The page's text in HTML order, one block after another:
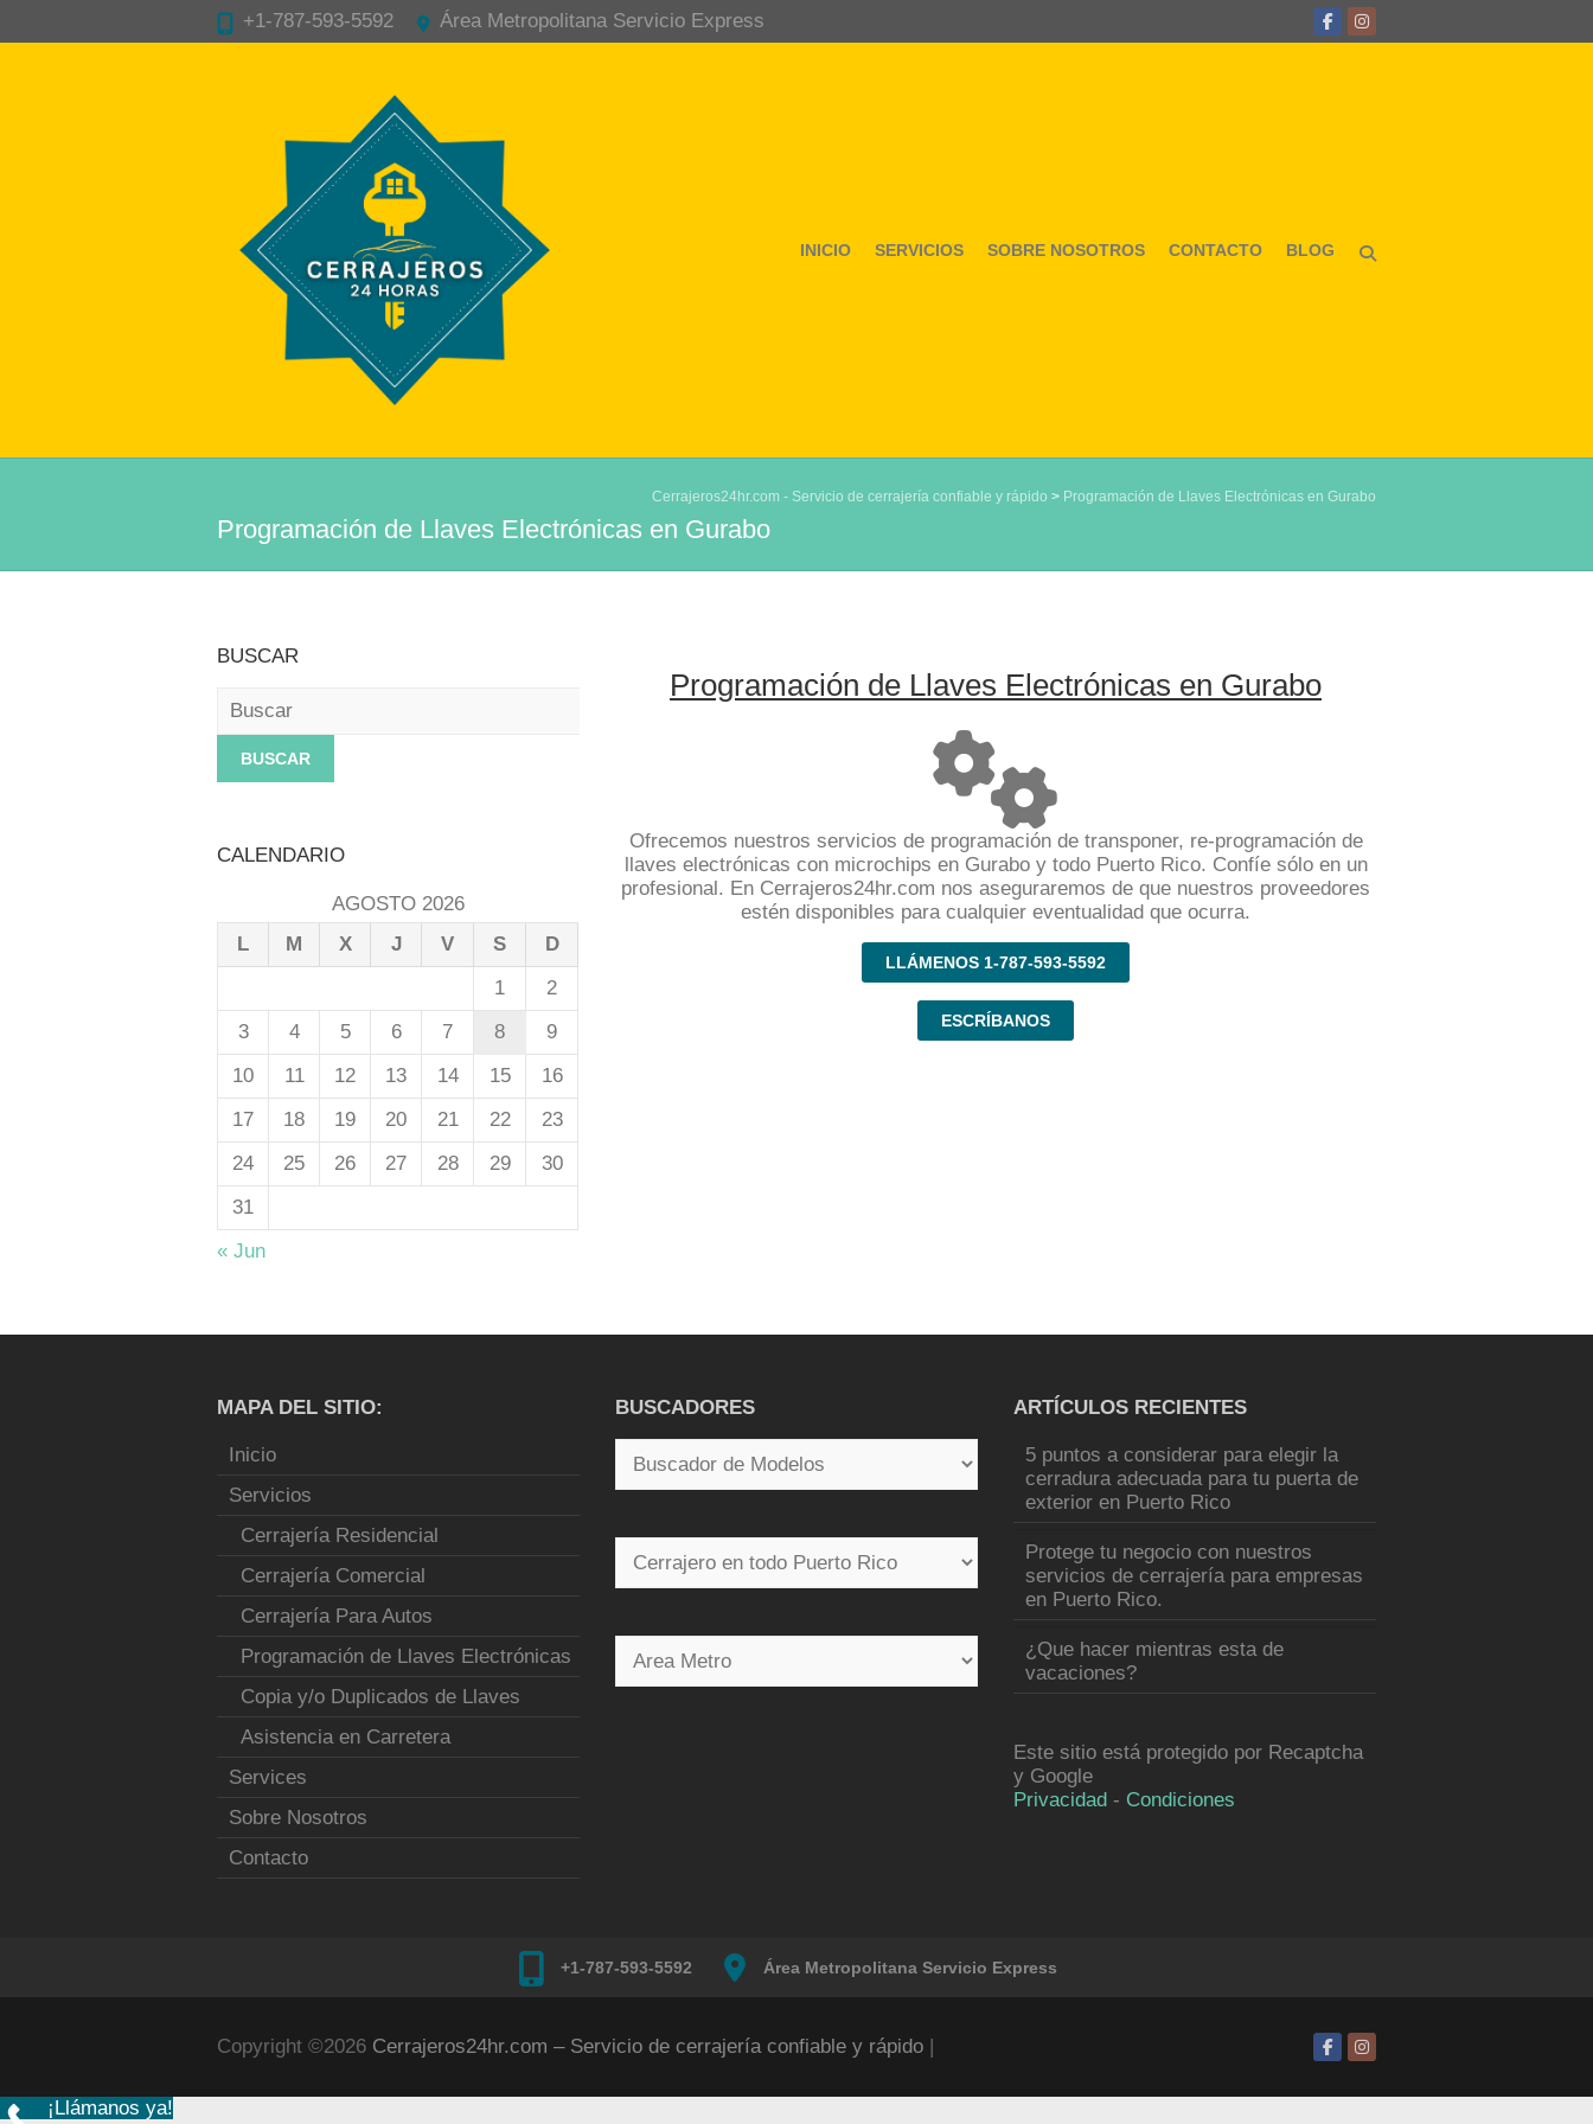
+1-787-593-5592 Área Metropolitana Servicio Express
INICIO SERVICIOS SOBRE NOSOTROS CONTACTO BLOG
Cerrajeros24hr.com - Servicio de cerrajería confiable y rápido > Programación de Llaves Electrónicas en Gurabo
Programación de Llaves Electrónicas en Gurabo
Programación de Llaves Electrónicas en Gurabo
Ofrecemos nuestros servicios de programación de transponer, re-programación de
llaves electrónicas con microchips en Gurabo y todo Puerto Rico. Confíe sólo en un
profesional. En Cerrajeros24hr.com nos aseguraremos de que nuestros proveedores
estén disponibles para cualquier eventualidad que ocurra.
LLÁMENOS 1-787-593-5592
ESCRÍBANOS
BUSCAR
Buscar
CALENDARIO
AGOSTO 2026
L
M X J V S
D
1
2
3
4 5 6 7 8
9
10
11 12 13 14 15
16
17
18 19 20 21 22
23
24
25 26 27 28 29
30
31
« Jun
MAPA DEL SITIO:
Inicio
Servicios
Cerrajería Residencial
Cerrajería Comercial
Cerrajería Para Autos
Programación de Llaves Electrónicas
Copia y/o Duplicados de Llaves
Asistencia en Carretera
Services
Sobre Nosotros
Contacto
BUSCADORES ARTÍCULOS RECIENTES
5 puntos a considerar para elegir la
cerradura adecuada para tu puerta de
exterior en Puerto Rico
Protege tu negocio con nuestros
servicios de cerrajería para empresas
en Puerto Rico.
¿Que hacer mientras esta de
vacaciones?
Este sitio está protegido por Recaptcha
y Google
Privacidad- Condiciones
+1-787-593-5592 Área Metropolitana Servicio Express
Copyright ©2026 Cerrajeros24hr.com – Servicio de cerrajería confiable y rápido |
¡Llámanos ya!